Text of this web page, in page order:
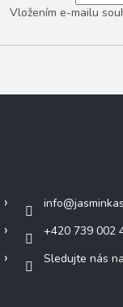
Vložením e-mailu
info@
+420 739 002
Sledujte nás